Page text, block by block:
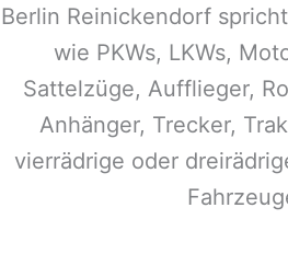
Berlin Reinickendorfspricht
wie PKWs, LKWs,
Sattelzüge, Aufflieger,
Anhänger, Trecker,
vierrädrige oder